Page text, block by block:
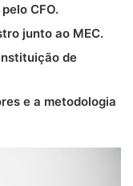
CFO.
junto ao MEC.
de
e a metodologia